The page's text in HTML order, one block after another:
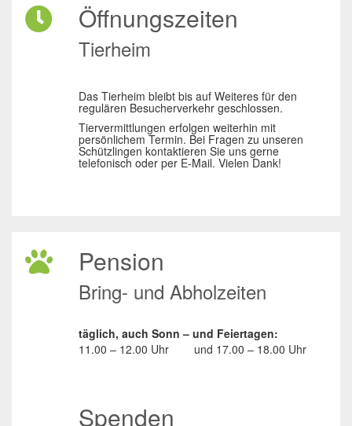
Öffnungszeiten
Tierheim
Das Tierheim bleibt bis auf Weiteres für den
regulären Besucherverkehr geschlossen.
Tiervermittlungen erfolgen weiterhin mit
persönlichem Termin. Bei Fragen zu unseren
Schützlingen kontaktieren Sie uns gerne
telefonisch oder per E-Mail. Vielen Dank!
Pension
Bring- und Abholzeiten
täglich, auch Sonn – und Feiertagen:
11.00 – 12.00 Uhr
und 17.00 – 18.00 Uhr
Spenden